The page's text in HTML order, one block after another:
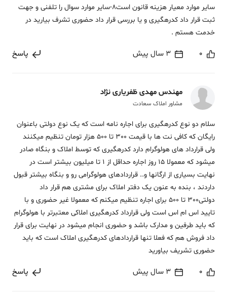
سایر موارد معیار هزینه قانون است8-سایر موارد سوال را تلفنی و جهت
ثبت قرار داد کدرهگیری و یا بررسی قرار داد حضوری تشرف بیارید در
خدمت هستم .
0 3 سال پیش پاسخ
مهندس مهدی ظفریاری نژاد
مشاور املاک سعادت
سلام دو نوع کدرهگیری برای اجاره نامه است که یک نوع دولتی باعنوان
رایگان که کافی نت ها با قیمت 300 تا 500 هزار تومان تنظیم میکنند
ولی قرارداد های هولوگرام دارد کدرهگیری که توسط املاک و بنگاه صادر
میشود که معمولا 15 روز اجاره حداقل از 1 تا میلیون بیشتر است در
نهایت بسیاری از ارگانها و.. قراردادهای هولوگرامی رو و بنگاه بیشتر قبول
داردند ، بنده به عنون یک دفتر املاک برای مشتری هم قرار داد
دولتی300 تا 500 برای اجاره تنظیم میکنم که معمولا غیر حضوری و با
تایید اس ام اس است ولی قرارداد کدرهگیری املاکی معتبرتر با هولوگرام
که باید طرفین و مدارک باشد و حضوری انجام میشود در نهایت برای قرار
داد فروش هم که فعلا تنها قراردادهای کدرهگیری املاک است که باید
حضوری تشریف بیاورید
0 3 سال پیش پاسخ